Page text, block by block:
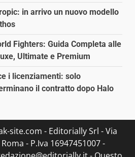
in arrivo un nuovo modello
Fighters: Guida Completa alle
Ultimate e Premium
i licenziamenti: solo
il contratto dopo Halo
site.com - Editorially Srl - Via
- P.Iva 16947451007 -